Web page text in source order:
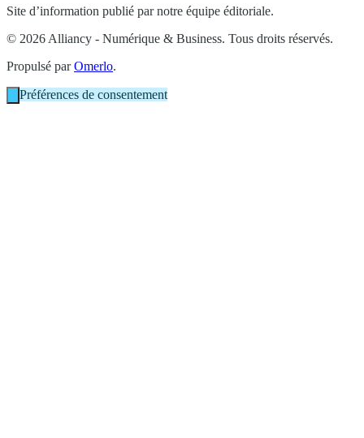
Site d’information publié par notre équipe éditoriale.
© 2026 Alliancy - Numérique & Business. Tous droits réservés.
Propulsé parOmerlo.
Préférences de consentement